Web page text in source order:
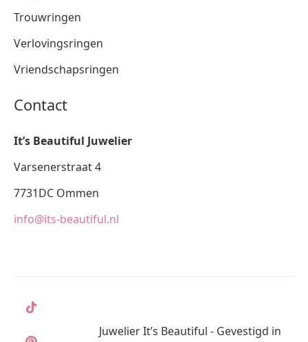
Trouwringen
Verlovingsringen
Vriendschapsringen
Contact
It’s Beautiful Juwelier
Varsenerstraat 4
7731DC Ommen
info@its-beautiful.nl
Juwelier It’s Beautiful - Gevestigd in